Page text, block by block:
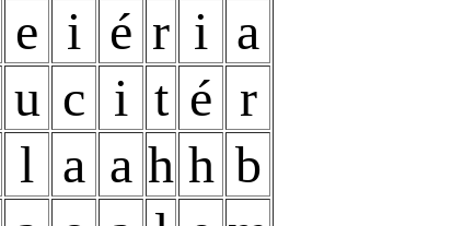
e i é r i a
u c i t é r
l a a h h b